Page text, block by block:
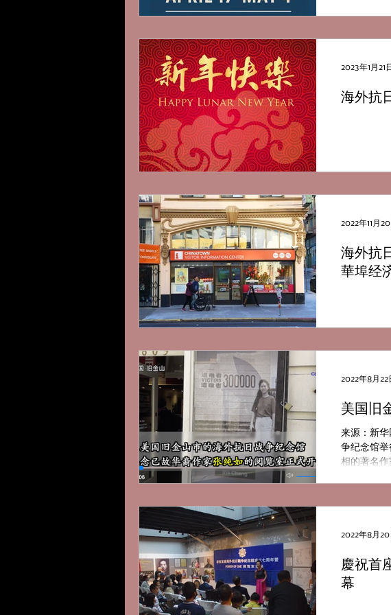
海外抗
2023年1月21日
海外抗
華埠经
2022年11月20
美国旧
来源：新
争纪念馆
相的著名
2022年8月22
慶祝首
幕
2022年8月20